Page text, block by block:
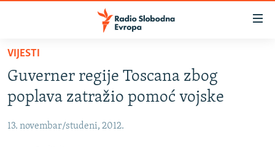
Pređite
glavni
sadržaj
Pređite
na
BOSNA I HERCEGOVINA
SRBIJA
KOSOVO
VIJESTI
Guverner regije Toscana zbog
poplava zatražio pomoć vojske
13. novembar/studeni, 2012.